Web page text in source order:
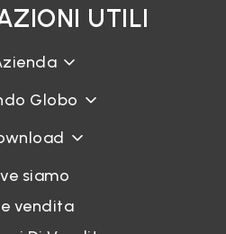
UTILI
Globo
siamo
vendita